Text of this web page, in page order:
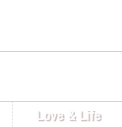
Love & Life